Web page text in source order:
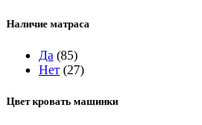
Наличие матраса
Да (85)
Нет (27)
Цвет кровать машинки